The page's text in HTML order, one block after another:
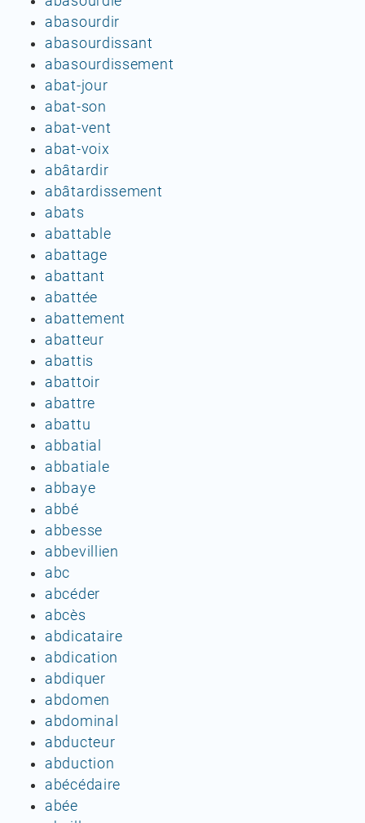
abasourdir
abasourdissant
abasourdissement
abat-jour
abat-son
abat-vent
abat-voix
abâtardir
abâtardissement
abats
abattable
abattage
abattant
abattée
abattement
abatteur
abattis
abattoir
abattre
abattu
abbatial
abbatiale
abbaye
abbé
abbesse
abbevillien
abc
abcéder
abcès
abdicataire
abdication
abdiquer
abdomen
abdominal
abducteur
abduction
abécédaire
abée